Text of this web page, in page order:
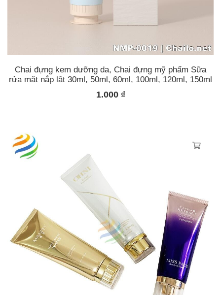
Chai đựng kem dưỡng da, Chai đựng mỹ phẩm Sữa
rửa mặt nắp lật 30ml, 50ml, 60ml, 100ml, 120ml, 150ml
1.000 ₫